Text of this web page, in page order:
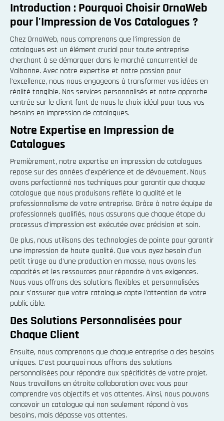
Introduction : Pourquoi Choisir OrnaWeb
pour l'Impression de Vos Catalogues ?
Chez OrnaWeb, nous comprenons que l'impression de
catalogues est un élément crucial pour toute entreprise
cherchant à se démarquer dans le marché concurrentiel de
Valbonne. Avec notre expertise et notre passion pour
l'excellence, nous nous engageons à transformer vos idées en
réalité tangible. Nos services personnalisés et notre approche
centrée sur le client font de nous le choix idéal pour tous vos
besoins en impression de catalogues.
Notre Expertise en Impression de
Catalogues
Premièrement, notre expertise en impression de catalogues
repose sur des années d'expérience et de dévouement. Nous
avons perfectionné nos techniques pour garantir que chaque
catalogue que nous produisons reflète la qualité et le
professionnalisme de votre entreprise. Grâce à notre équipe de
professionnels qualifiés, nous assurons que chaque étape du
processus d'impression est exécutée avec précision et soin.
De plus, nous utilisons des technologies de pointe pour garantir
une impression de haute qualité. Que vous ayez besoin d'un
petit tirage ou d'une production en masse, nous avons les
capacités et les ressources pour répondre à vos exigences.
Nous vous offrons des solutions flexibles et personnalisées
pour s'assurer que votre catalogue capte l'attention de votre
public cible.
Des Solutions Personnalisées pour
Chaque Client
Ensuite, nous comprenons que chaque entreprise a des besoins
uniques. C'est pourquoi nous offrons des solutions
personnalisées pour répondre aux spécificités de votre projet.
Nous travaillons en étroite collaboration avec vous pour
comprendre vos objectifs et vos attentes. Ainsi, nous pouvons
concevoir un catalogue qui non seulement répond à vos
besoins, mais dépasse vos attentes.